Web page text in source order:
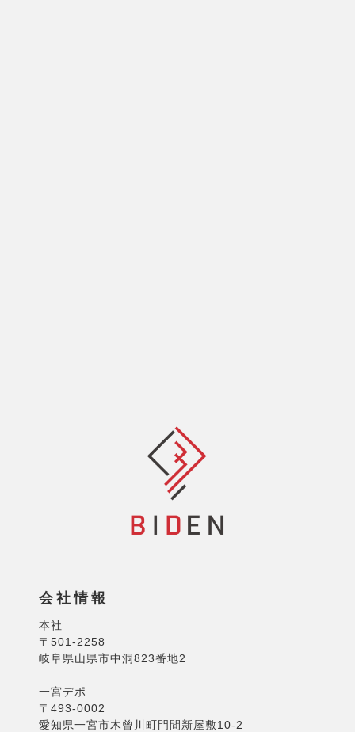
会社情報
本社
〒501-2258
岐阜県山県市中洞823番地2
一宮デポ
〒493-0002
愛知県一宮市木曾川町門間新屋敷10-2